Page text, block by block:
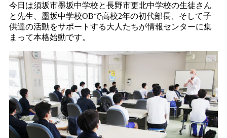
今日は須坂市墨坂中学校と長野市更北中学校の生徒さん
と先生、墨坂中学校OBで高校2年の初代部長、そして子
供達の活動をサポートする大人たちが情報センターに集
まって本格始動です。